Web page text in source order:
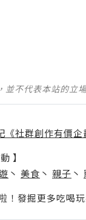
並不代表本站的立
《社群創作有價企
】
丶 美食 丶 親子 丶
發掘更多吃喝玩